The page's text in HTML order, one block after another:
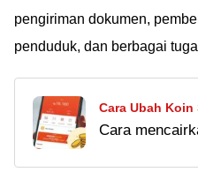
pengiriman dokumen,
penduduk, dan berbagai
Cara Ubah Koin
Jadi
Cara